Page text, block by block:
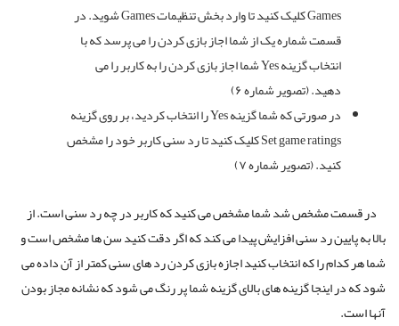
Games کلیک کنید تا وارد بخش تنظیمات Games شوید. در
قسمت شماره یک از شما اجاز بازی کردن را می پرسد که با
انتخاب گزینه Yes شما اجاز بازی کردن را به کاربر را می
دهید. (تصویر شماره ۶)
در صورتی که شما گزینه Yes را انتخاب کردید، بر روی گزینه
Set game ratings کلیک کنید تا رد سنی کاربر خود را مشخص
کنید. (تصویر شماره ۷)
در قسمت مشخص شد شما مشخص می کنید که کاربر در چه رد سنی است. از
بالا به پایین رد سنی افزایش پیدا می کند که اگر دقت کنید سن ها مشخص است و
شما هر کدام را که انتخاب کنید اجازه بازی کردن رد های سنی کمتر از آن داده می
شود که در اینجا گزینه های بالای گزینه شما پر رنگ می شود که نشانه مجاز بودن
آنها است.